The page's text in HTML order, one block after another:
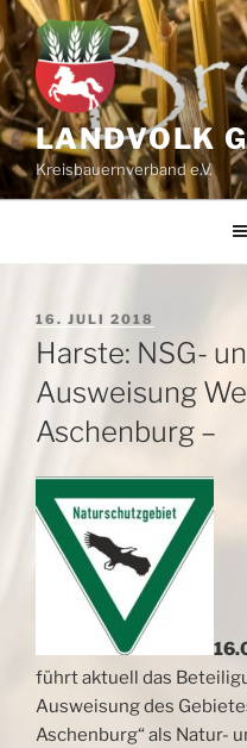
Zum
Inhalt
springen
LANDVOLK
Kreisbauernverband e.V.
VERÖFFENTLICHT
AM
16. JULI 2018
Harste: NSG-
Ausweisung
Aschenburg –
führt aktuell das
Ausweisung des
Aschenburg“ als Natur-